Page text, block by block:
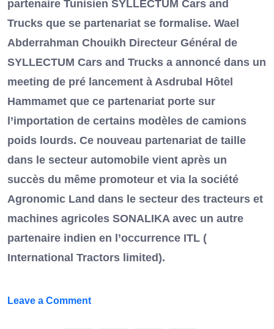
partenaire Tunisien SYLLECTUM Cars and
Trucks que se partenariat se formalise. Wael
Abderrahman Chouikh Directeur Général de
SYLLECTUM Cars and Trucks a annoncé dans un
meeting de pré lancement à Asdrubal Hôtel
Hammamet que ce partenariat porte sur
l’importation de certains modèles de camions
poids lourds. Ce nouveau partenariat de taille
dans le secteur automobile vient après un
succès du même promoteur et via la société
Agronomic Land dans le secteur des tracteurs et
machines agricoles SONALIKA avec un autre
partenaire indien en l’occurrence ITL (
International Tractors limited).
Leave a Commenton